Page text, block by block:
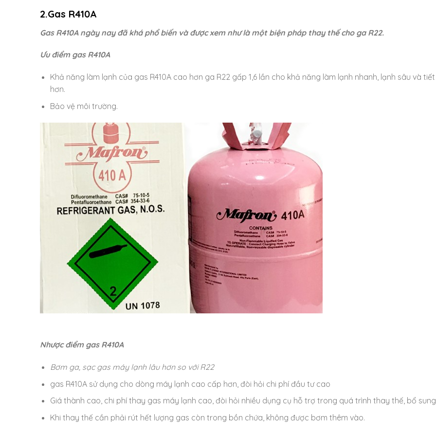
2.Gas R410A
Gas R410A ngày nay đã khá phổ biến và được xem như là một biện pháp thay thế cho ga R22.
Ưu điểm gas R410A
Khả năng làm lạnh của gas R410A cao hơn ga R22 gấp 1,6 lần cho khả năng làm lạnh nhanh, lạnh sâu và
hơn.
Bảo vệ môi trường.
Nhược điểm gas R410A
Bơm ga, sạc gas máy lạnh lâu hơn so với R22
gas R410A sử dụng cho dòng máy lạnh cao cấp hơn, đòi hỏi chi phí đầu tư cao
Giá thành cao, chi phí thay gas máy lạnh cao, đòi hỏi nhiều dụng cụ hỗ trợ trong quá trình thay thế, bổ
Khi thay thế cần phải rút hết lượng gas còn trong bồn chứa, không được bơm thêm vào.